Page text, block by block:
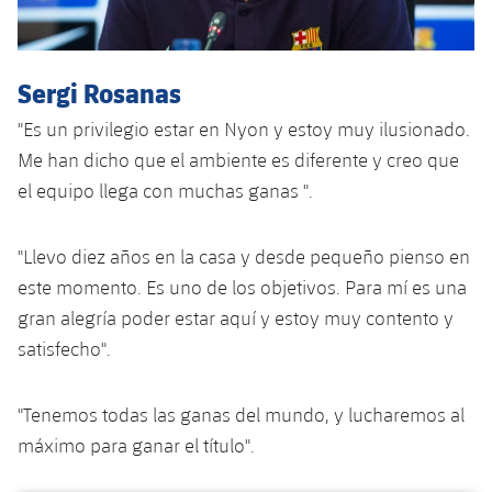
Sergi Rosanas
"Es un privilegio estar en Nyon y estoy muy ilusionado.
Me han dicho que el ambiente es diferente y creo que
el equipo llega con muchas ganas ".
"Llevo diez años en la casa y desde pequeño pienso en
este momento. Es uno de los objetivos. Para mí es una
gran alegría poder estar aquí y estoy muy contento y
satisfecho".
"Tenemos todas las ganas del mundo, y lucharemos al
máximo para ganar el título".